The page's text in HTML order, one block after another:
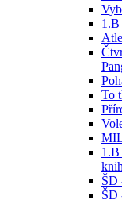
1.B
To
ŠD
ŠD